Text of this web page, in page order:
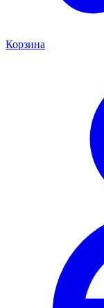
Корзина